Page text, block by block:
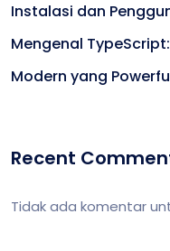
Instalasi dan
Mengenal
Modern yang
Recent
Tidak ada komentar